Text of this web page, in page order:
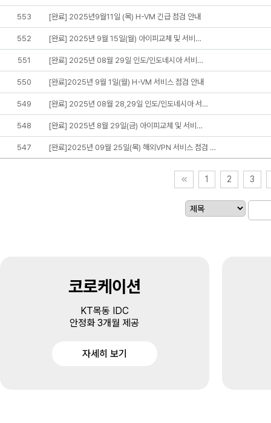
553 [완료] 2025년9월11일 (목) H-VM 긴급 점검 안내
552 [완료] 2025년 9월 15일(월) 아이피교체 및 서비…
551 [완료] 2025년 08월 29일 인도/인도네시아 서비…
550 [완료]2025년 9월 1일(월) H-VM 서비스 점검 안내
549 [완료] 2025년 08월 28,29일 인도/인도네시아 서…
548 [완료] 2025년 8월 29일(금) 아이피교체 및 서비…
547 [완료]2025년 09월 25일(목) 해외VPN 서비스 점검 …
1 2 3
코로케이션
KT목동 IDC
안정화 3개월 제공
자세히 보기